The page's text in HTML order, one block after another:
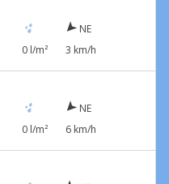
0 l/m²
NE
3 km/h
0 l/m²
NE
6 km/h